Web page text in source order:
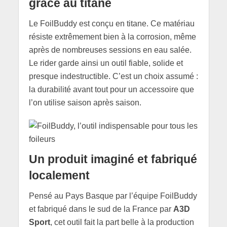
grâce au titane
Le FoilBuddy est conçu en titane. Ce matériau
résiste extrêmement bien à la corrosion, même
après de nombreuses sessions en eau salée.
Le rider garde ainsi un outil fiable, solide et
presque indestructible. C’est un choix assumé :
la durabilité avant tout pour un accessoire que
l’on utilise saison après saison.
Un produit imaginé et fabriqué
localement
Pensé au Pays Basque par l’équipe FoilBuddy
et fabriqué dans le sud de la France par A3D
Sport, cet outil fait la part belle à la production